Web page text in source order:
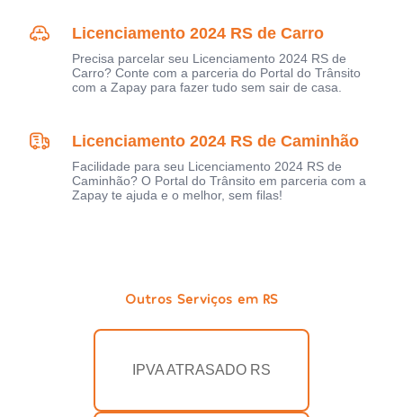
Licenciamento 2024 RS de Carro
Precisa parcelar seu Licenciamento 2024 RS de
Carro? Conte com a parceria do Portal do Trânsito
com a Zapay para fazer tudo sem sair de casa.
Licenciamento 2024 RS de Caminhão
Facilidade para seu Licenciamento 2024 RS de
Caminhão? O Portal do Trânsito em parceria com a
Zapay te ajuda e o melhor, sem filas!
Outros Serviços em RS
IPVA ATRASADO RS